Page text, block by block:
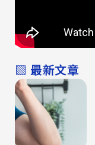
▧ 最新文章